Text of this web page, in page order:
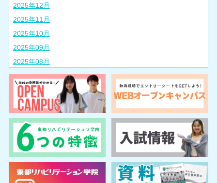
2025年12月
2025年11月
2025年10月
2025年09月
2025年08月
2025年07月
2025年06月
2025年05月
2025年04月
2025年03月
2025年02月
2024年08月